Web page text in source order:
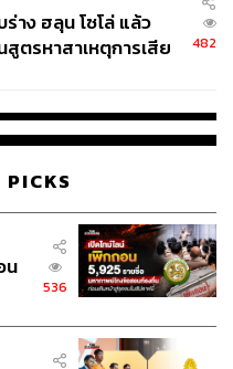
าง ฮลุน โซโล่ แล้ว
ตรหาสาเหตุการเสีย
482
น
536